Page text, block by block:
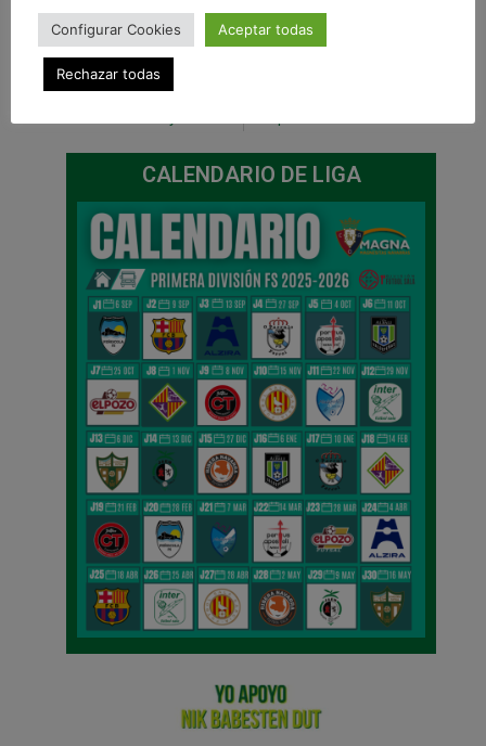
ANTERIOR
CALENDARIO DE LIGA
Configurar Cookies Aceptar todas
Rechazar todas